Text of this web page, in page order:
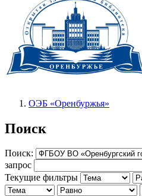
ОЭБ «Оренбуржья»
Поиск
Поиск:
запрос
Текущие фильтры